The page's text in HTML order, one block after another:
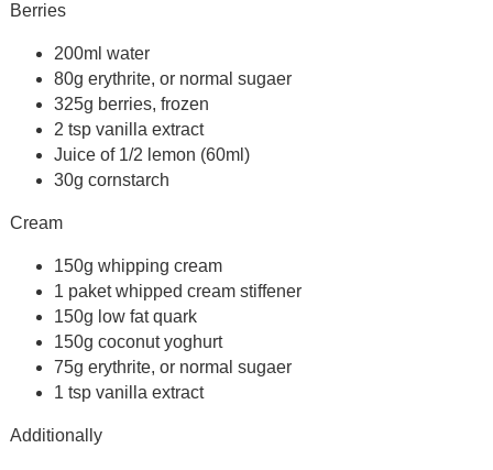
Berries
200ml water
80g erythrite, or normal sugaer
325g berries, frozen
2 tsp vanilla extract
Juice of 1/2 lemon (60ml)
30g cornstarch
Cream
150g whipping cream
1 paket whipped cream stiffener
150g low fat quark
150g coconut yoghurt
75g erythrite, or normal sugaer
1 tsp vanilla extract
Additionally